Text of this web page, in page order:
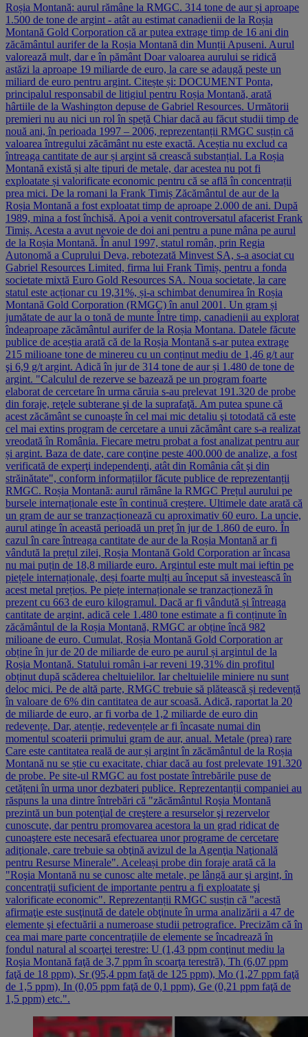
Roșia Montană: aurul rămâne la RMGC. 314 tone de aur și aproape
1.500 de tone de argint - atât au estimat canadienii de la Roșia
Montană Gold Corporation că ar putea extrage timp de 16 ani din
zăcământul aurifer de la Roșia Montană din Munții Apuseni. Aurul
valorează mult, dar e în pământ Doar valoarea aurului se ridică
astăzi la aproape 19 miliarde de euro, la care se adaugă peste un
miliard de euro pentru argint. Citește și: DOCUMENT Ponta,
principalul responsabil de litigiul pentru Roșia Montană, arată
hârtiile de la Washington depuse de Gabriel Resources. Următorii
premieri nu au nici un rol în speță Chiar dacă au făcut studii timp de
nouă ani, în perioada 1997 – 2006, reprezentanții RMGC susțin că
valoarea întregului zăcământ nu este exactă. Aceștia nu exclud ca
întreaga cantitate de aur și argint să crească substanțial. La Roșia
Montană există și alte tipuri de metale, dar acestea nu pot fi
exploatate și valorificate economic pentru că se află în concentrații
prea mici. De la romani la Frank Timiș Zăcământul de aur de la
Roșia Montană a fost exploatat timp de aproape 2.000 de ani. După
1989, mina a fost închisă. Apoi a venit controversatul afacerist Frank
Timiș. Acesta a avut nevoie de doi ani pentru a pune mâna pe aurul
de la Roșia Montană. În anul 1997, statul român, prin Regia
Autonomă a Cuprului Deva, rebotezată Minvest SA, s-a asociat cu
Gabriel Resources Limited, firma lui Frank Timiș, pentru a fonda
societate mixtă Euro Gold Resources SA. Noua societate, la care
statul este acționar cu 19,31%, și-a schimbat denumirea în Roșia
Montană Gold Corporation (RMGC) în anul 2001. Un gram și
jumătate de aur la o tonă de munte Între timp, canadienii au explorat
îndeaproape zăcământul aurifer de la Roșia Montana. Datele făcute
publice de aceștia arată că de la Roșia Montană s-ar putea extrage
215 milioane tone de minereu cu un conținut mediu de 1,46 g/t aur
şi 6,9 g/t argint. Adică în jur de 314 tone de aur și 1.480 de tone de
argint. "Calculul de rezerve se bazează pe un program foarte
elaborat de cercetare în urma căruia s-au prelevat 191.320 de probe
din foraje, reţele subterane şi de la suprafaţă. Am putea spune că
acest zăcământ se cunoaşte în cel mai mic detaliu şi totodată că este
cel mai extins program de cercetare a unui zăcământ care s-a realizat
vreodată în România. Fiecare metru probat a fost analizat pentru aur
și argint. Baza de date, care conţine peste 400.000 de analize, a fost
verificată de experţi independenţi, atât din România cât şi din
străinătate", conform informațiilor făcute publice de reprezentanții
RMGC. Roșia Montană: aurul rămâne la RMGC Prețul aurului pe
bursele internaționale este în continuă creștere. Ultimele date arată că
un gram de aur se tranzacționează cu aproximativ 60 euro. La uncie,
aurul atinge în această perioadă un preț în jur de 1.860 de euro. În
cazul în care întreaga cantitate de aur de la Roșia Montană ar fi
vândută la prețul zilei, Roșia Montană Gold Corporation ar încasa
nu mai puțin de 18,8 miliarde euro. Argintul este mult mai ieftin pe
piețele internaționale, deși foarte mulți au început să investească în
acest metal prețios. Pe piețe internaționale se tranzacționeză în
prezent cu 663 de euro kilogramul. Dacă ar fi vândută și întreaga
cantitate de argint, adică cele 1.480 tone estimate a fi conținute în
zăcământul de la Roșia Montană, RMGC ar obține încă 982
milioane de euro. Cumulat, Roșia Montană Gold Corporation ar
obține în jur de 20 de miliarde de euro pe aurul și argintul de la
Roșia Montană. Statului român i-ar reveni 19,31% din profitul
obținut după scăderea cheltuielilor. Iar cheltuielile miniere nu sunt
deloc mici. Pe de altă parte, RMGC trebuie să plătească și redevență
în valoare de 6% din cantitatea de aur scoasă. Adică, raportat la 20
de miliarde de euro, ar fi vorba de 1,2 miliarde de euro din
redevențe. Dar, atenție, redevențele ar fi încasate numai din
momentul scoaterii primului gram de aur, anual. Metale (prea) rare
Care este cantitatea reală de aur și argint în zăcământul de la Roșia
Montană nu se știe cu exacitate, chiar dacă au fost prelevate 191.320
de probe. Pe site-ul RMGC au fost postate întrebările puse de
cetățeni în urma unor dezbateri publice. Reprezentanții companiei au
răspuns la una dintre întrebări că "zăcământul Roşia Montană
prezintă un bun potenţial de creştere a resurselor şi rezervelor
cunoscute, dar pentru promovarea acestora la un grad ridicat de
cunoaştere este necesară efectuarea unor programe de cercetare
adiţionale, care trebuie sa obţină avizul de la Agenţia Naţională
pentru Resurse Minerale". Aceleași probe din foraje arată că la
"Roşia Montană nu se cunosc alte metale, pe lângă aur şi argint, în
concentraţii suficient de importante pentru a fi exploatate şi
valorificate economic". Reprezentanții RMGC susțin că "acestă
afirmaţie este susţinută de datele obţinute în urma analizării a 47 de
elemente şi efectuării a numeroase studii petrografice. Precizăm că în
cea mai mare parte concentraţiile de elemente se încadrează în
fondul natural al scoarţei terestre: U (1,43 ppm conţinut mediu la
Roşia Montană faţă de 3,7 ppm în scoarţa terestră), Th (6,07 ppm
faţă de 18 ppm), Sr (95,4 ppm faţă de 125 ppm), Mo (1,27 ppm faţă
de 1,5 ppm), In (0,05 ppm faţă de 0,1 ppm), Ge (0,21 ppm faţă de
1,5 ppm) etc.".